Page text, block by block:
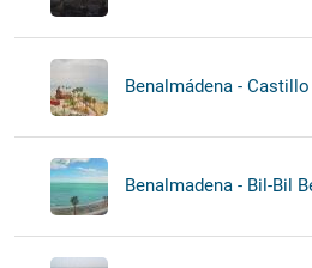
Benalmádena -
Benalmadena - Bil-Bil